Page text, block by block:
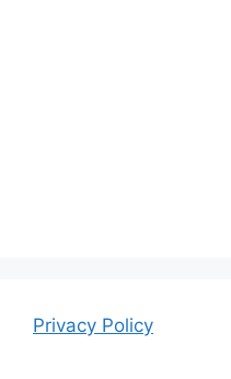
Privacy Policy